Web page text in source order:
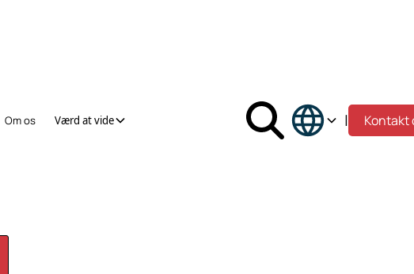
Om os Værd at vide | Kontakt